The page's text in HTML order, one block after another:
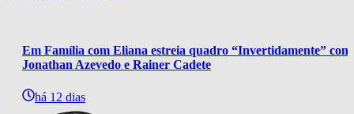
Em Família com Eliana estreia quadro “Invertidamente” com
Jonathan Azevedo e Rainer Cadete
há 12 dias